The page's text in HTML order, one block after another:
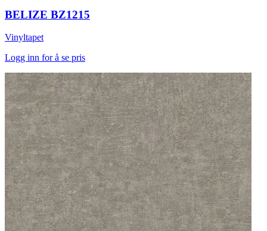
BELIZE BZ1215
Vinyltapet
Logg inn for å se pris